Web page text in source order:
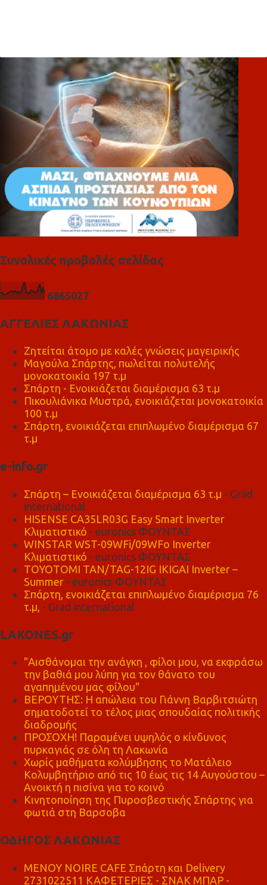
λ
Συνολικές προβολές σελίδας
6865027
ΑΓΓΕΛΙΕΣ ΛΑΚΩΝΙΑΣ
Ζητείται άτομο με καλές γνώσεις μαγειρικής
Μαγούλα Σπάρτης, πωλείται πολυτελής
μονοκατοικία 197 τ.μ
Σπάρτη - Ενοικιάζεται διαμέρισμα 63 τ.μ
Πικουλιάνικα Μυστρά, ενοικιάζεται μονοκατοικία
100 τ.μ
Σπάρτη, ενοικιάζεται επιπλωμένο διαμέρισμα 67
τ.μ
e-info.gr
Σπάρτη – Ενοικιάζεται διαμέρισμα 63 τ.μ - Grad
international
HISENSE CA35LR03G Easy Smart Inverter
Κλιματιστικό - euronics ΦΟΥΝΤΑΣ
WINSTAR WST-09WFi/09WFo Inverter
Κλιματιστικό - euronics ΦΟΥΝΤΑΣ
TOYOTOMI TAN/TAG-12IG IKIGAI Inverter –
Summer - euronics ΦΟΥΝΤΑΣ
Σπάρτη, ενοικιάζεται επιπλωμένο διαμέρισμα 76
τ.μ, - Grad international
LAKONES.gr
"Αισθάνομαι την ανάγκη , φίλοι μου, να εκφράσω
την βαθιά μου λύπη για τον θάνατο του
αγαπημένου μας φίλου"
ΒΕΡΟΥΤΗΣ: Η απώλεια του Γιάννη Βαρβιτσιώτη
σηματοδοτεί το τέλος μιας σπουδαίας πολιτικής
διαδρομής
ΠΡΟΣΟΧΗ! Παραμένει υψηλός ο κίνδυνος
πυρκαγιάς σε όλη τη Λακωνία
Χωρίς μαθήματα κολύμβησης το Ματάλειο
Κολυμβητήριο από τις 10 έως τις 14 Αυγούστου –
Ανοικτή η πισίνα για το κοινό
Κινητοποίηση της Πυροσβεστικής Σπάρτης για
φωτιά στη Βαρσοβα
ΟΔΗΓΟΣ ΛΑΚΩΝΙΑΣ
MENOY NOIRE CAFE Σπάρτη και Delivery
2731022511 ΚΑΦΕΤΕΡΙΕΣ - ΣΝΑΚ ΜΠΑΡ -